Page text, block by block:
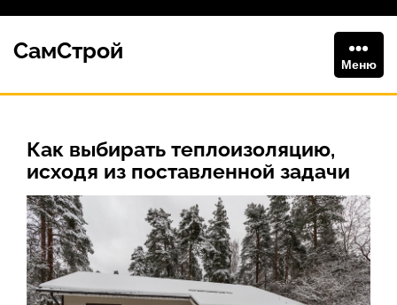
содержимому
СамСтрой
Меню
Как выбирать теплоизоляцию,
исходя из поставленной задачи